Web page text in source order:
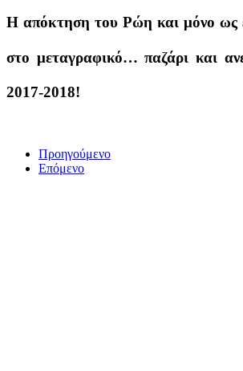
Η απόκτηση του Ρώη και μόνο ως
στο μεταγραφικό… παζάρι και
2017-2018!
Προηγούμενο
Επόμενο